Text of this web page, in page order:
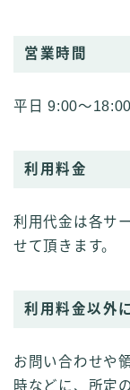
営業時間
平日 9:00～18:00
利用料金
利用代金は各サ
せて頂きます。
利用料金以外
お問い合わせや
時などに、所定